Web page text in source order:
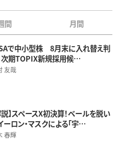
間 月間
で中小型株 8月末に入れ替え判
次期TOPIX新規採用候…
友哉
説】スペースX初決算！ベールを脱い
ーロン・マスクによる「宇…
春輝